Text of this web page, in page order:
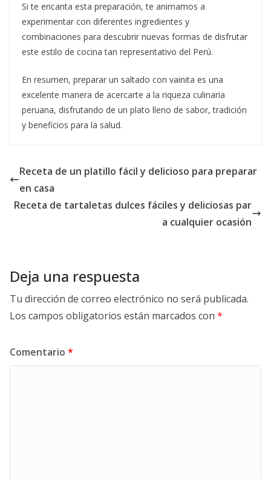
Si te encanta esta preparación, te animamos a
experimentar con diferentes ingredientes y
combinaciones para descubrir nuevas formas de disfrutar
este estilo de cocina tan representativo del Perú.
En resumen, preparar un saltado con vainita es una
excelente manera de acercarte a la riqueza culinaria
peruana, disfrutando de un plato lleno de sabor, tradición
y beneficios para la salud.
Receta de un platillo fácil y delicioso para preparar
en casa
Receta de tartaletas dulces fáciles y deliciosas par
a cualquier ocasión
Deja una respuesta
Tu dirección de correo electrónico no será publicada.
Los campos obligatorios están marcados con *
Comentario *